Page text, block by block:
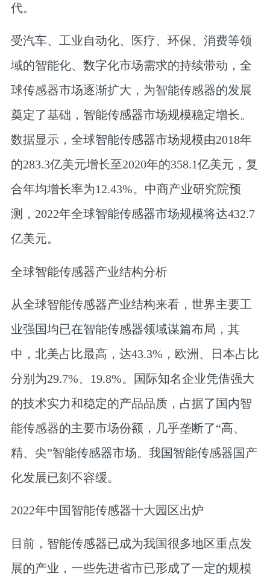
代。
受汽车、工业自动化、医疗、环保、消费等领
域的智能化、数字化市场需求的持续带动，全
球传感器市场逐渐扩大，为智能传感器的发展
奠定了基础，智能传感器市场规模稳定增长。
数据显示，全球智能传感器市场规模由2018年
的283.3亿美元增长至2020年的358.1亿美元，复
合年均增长率为12.43%。中商产业研究院预
测，2022年全球智能传感器市场规模将达432.7
亿美元。
全球智能传感器产业结构分析
从全球智能传感器产业结构来看，世界主要工
业强国均已在智能传感器领域谋篇布局，其
中，北美占比最高，达43.3%，欧洲、日本占比
分别为29.7%、19.8%。国际知名企业凭借强大
的技术实力和稳定的产品品质，占据了国内智
能传感器的主要市场份额，几乎垄断了“高、
精、尖”智能传感器市场。我国智能传感器国产
化发展已刻不容缓。
2022年中国智能传感器十大园区出炉
目前，智能传感器已成为我国很多地区重点发
展的产业，一些先进省市已形成了一定的规模